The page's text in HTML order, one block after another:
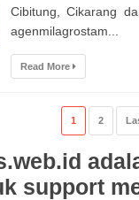
Cibitung, Cikarang
agenmilagrostam...
Read More
1 2
support